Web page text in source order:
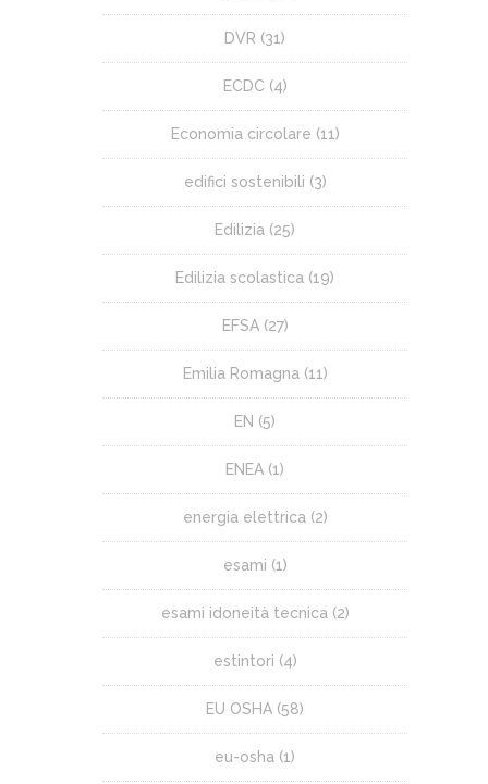
DVR (31)
ECDC (4)
Economia circolare (11)
edifici sostenibili (3)
Edilizia (25)
Edilizia scolastica (19)
EFSA(27)
Emilia Romagna (11)
EN (5)
ENEA (1)
energia elettrica (2)
esami (1)
esami idoneità tecnica (2)
estintori (4)
EU OSHA (58)
eu-osha (1)